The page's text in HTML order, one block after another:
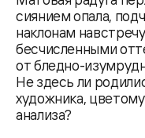
сиянием опала,
наклонам
бесчисленными
от бледно-
Не здесь ли
художника,
анализа?